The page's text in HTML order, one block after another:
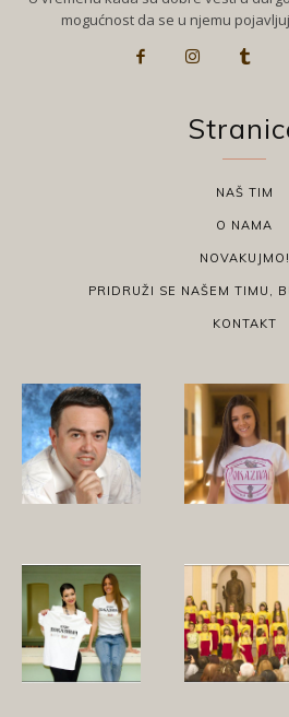
mogućnost da se u njemu
NAŠ TIM
O NAMA
NOVAKUJMO!
PRIDRUŽI SE NAŠEM TIMU,
KONTAKT